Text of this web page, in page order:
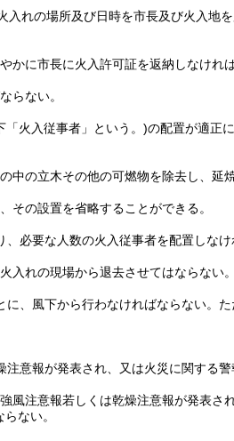
入れの場所及び日時を市長及び火入地
に市長に火入許可証を返納しなければ
らない。
「火入従事者」という。)の配置が適正
中の立木その他の可燃物を除去し、延
その設置を省略することができる。
必要な人数の火入従事者を配置しなけ
入れの現場から退去させてはならない。
、風下から行わなければならない。
意報が発表され、又は火災に関する
風注意報若しくは乾燥注意報が発表さ
ない。